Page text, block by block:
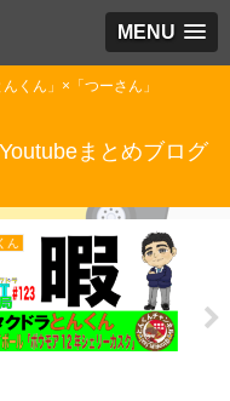
MENU
くん」×「つーさん」
まとめブログ
ン
ンがテレビに出演しました